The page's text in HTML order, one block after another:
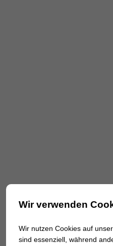
Wir verwenden
Wir nutzen Cookies auf
sind essenziell, während